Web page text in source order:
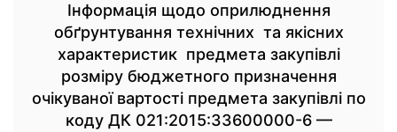
Інформація щодо оприлюднення
обґрунтування технічних та якісних
характеристик предмета закупівлі
розміру бюджетного призначення
очікуваної вартості предмета закупівлі по
коду ДК 021:2015:33600000-6 —